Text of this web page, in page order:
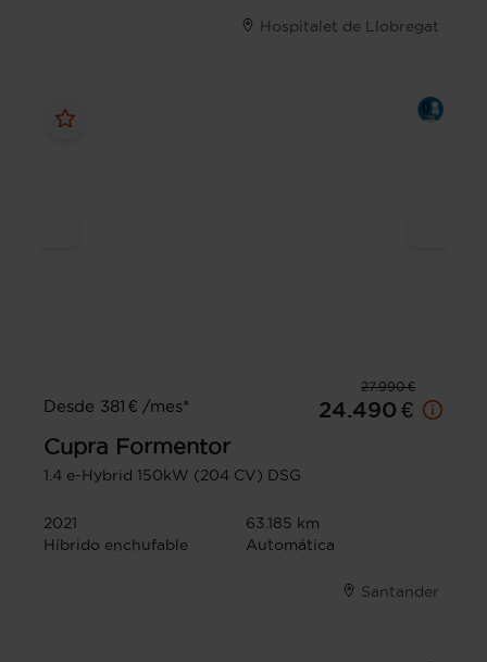
Hospitalet de Llobregat
27.990 €
Desde 381 € /mes*
24.490 €
Cupra Formentor
1.4 e-Hybrid 150kW (204 CV) DSG
2021
63.185 km
Híbrido enchufable
Automática
Santander